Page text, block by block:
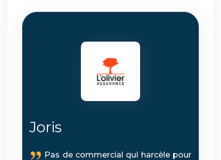
Joris
Pas de commercial qui harcèle pour